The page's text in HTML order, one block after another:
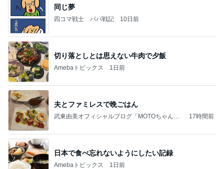
同じ夢
四コマ戦士 パパ戦記 10日前
切り落としとは思えない牛肉で夕飯
Amebaトピックス 1日前
夫とファミレスで晩ごはん
武東由美オフィシャルブログ「MOTOちゃんと
17時間前
日本で食べ忘れないようにしたい記録
Amebaトピックス 1日前